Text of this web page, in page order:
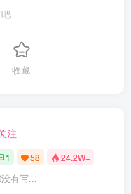
收藏
注
1 58 24.2W+
有写...